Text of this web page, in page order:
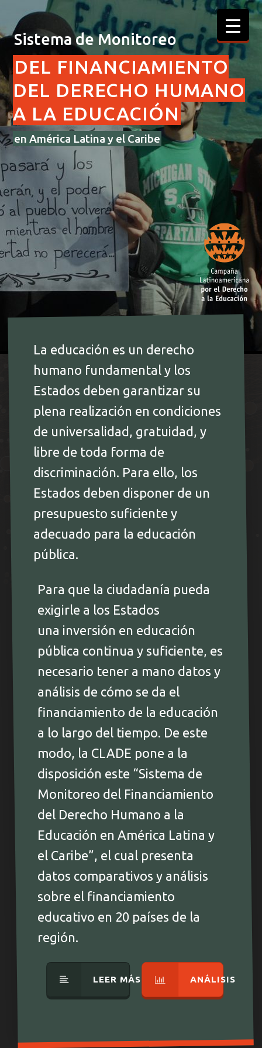
Sistema de Monitoreo
DEL FINANCIAMIENTO
DEL DERECHO HUMANO
A LA EDUCACIÓN
en América Latina y el Caribe
La educación es un derecho
humano fundamental y los
Estados deben garantizar su
plena realización en condiciones
de universalidad, gratuidad, y
libre de toda forma de
discriminación. Para ello, los
Estados deben disponer de un
presupuesto suficiente y
adecuado para la educación
pública.
Para que la ciudadanía pueda
exigirle a los Estados
una inversión en educación
pública continua y suficiente, es
necesario tener a mano datos y
análisis de cómo se da el
financiamiento de la educación
a lo largo del tiempo. De este
modo, la CLADE pone a la
disposición este “Sistema de
Monitoreo del Financiamiento
del Derecho Humano a la
Educación en América Latina y
el Caribe”, el cual presenta
datos comparativos y análisis
sobre el financiamiento
educativo en 20 países de la
región.
LEER MÁS ANÁLISIS